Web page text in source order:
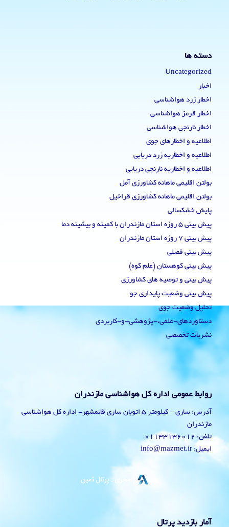
دسته ها
Uncategorized
اخبار
اخطار زرد هواشناسی
اخطار قرمز هواشناسی
اخطار نارنجی هواشناسی
اطلاعیه و اخطارهای جوی
اطلاعیه و اخطاریه زرد دریایی
اطلاعیه و اخطاریه نارنجی دریایی
بولتن اقلیمی ماهانه کشاورزی آمل
بولتن اقلیمی ماهانه کشاورزی قراخیل
پایش خشکسالی
پیش بینی 5 روزه استان مازندران با کمینه و بیشینه دما
پیش بینی 7 روزه استان مازندران
پیش بینی فصلی
پیش بینی کوهستان (علم کوه)
پیش بینی و توصیه های کشاورزی
پیش بینی وضعیت پایداری جو
تحلیل وضعیت جوی
دستاوردهای-علمی،-پژوهشی-و-کاربردی
نشریات تخصصی
روابط عمومی اداره کل هواشناسی مازندران
آدرس: ساری – کیلومتر 5 اتوبان ساری قائمشهر- اداره کل هواشناسی
مازندران
تلفن: 01133136012
ایمیل: info@mazmet.ir
آمار بازدید پرتال